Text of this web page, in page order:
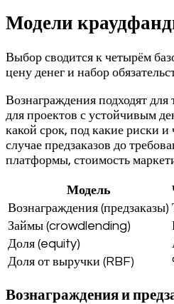
Модели
Выбор сводится к четырём
цену денег и набор
Вознаграждения подходят
для проектов с устойчивым
какой срок, под какие риски
случае предзаказов до
платформы, стоимость
Модель
Вознаграждения (предзаказы)
Займы (crowdlending)
Доля (equity)
Доля от выручки (RBF)
Вознаграждения и